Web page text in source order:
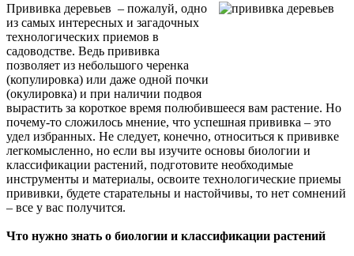
Прививка деревьев – пожалуй, одно
из самых интересных и загадочных
технологических приемов в
садоводстве. Ведь прививка
позволяет из небольшого черенка
(копулировка) или даже одной почки
(окулировка) и при наличии подвоя
вырастить за короткое время полюбившееся вам растение. Но
почему-то сложилось мнение, что успешная прививка – это
удел избранных. Не следует, конечно, относиться к прививке
легкомысленно, но если вы изучите основы биологии и
классификации растений, подготовите необходимые
инструменты и материалы, освоите технологические приемы
прививки, будете старательны и настойчивы, то нет сомнений
– все у вас получится.
Что нужно знать о биологии и классификации растений